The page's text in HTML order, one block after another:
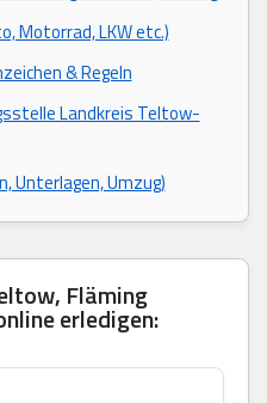
Motorrad, LKW etc.)
& Regeln
Landkreis Teltow-
Unterlagen, Umzug)
Fläming
erledigen: